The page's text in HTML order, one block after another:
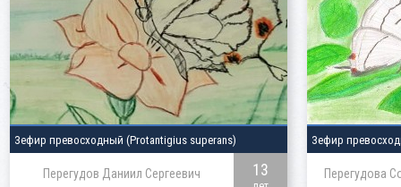
Зефир превосходный (Protantigius superans)
Перегудов Даниил Сергеевич 13
Зефир
Перегудова